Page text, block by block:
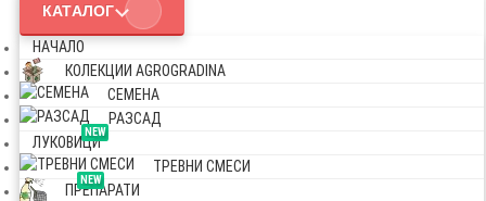
КАТАЛОГ
НАЧАЛО
КОЛЕКЦИИ AGROGRADINA
СЕМЕНА
РАЗСАД
NEW
ЛУКОВИЦИ
ТРЕВНИ СМЕСИ
NEW
ПРЕПАРАТИ